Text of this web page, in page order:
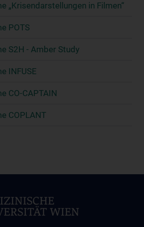
„Krisendarstellungen in Filmen“
POTS
S2H - Amber Study
INFUSE
CO-CAPTAIN
COPLANT